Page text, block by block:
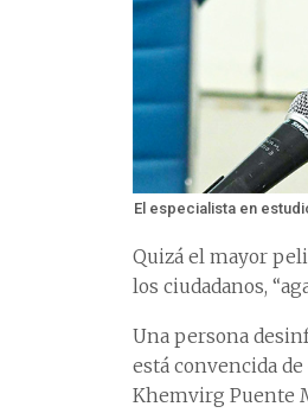
El especialista en
Quizá el mayor
los ciudadanos,
Una persona
está convencida
Khemvirg Puente